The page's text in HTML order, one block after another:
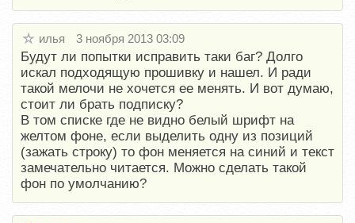
илья 3 ноября 2013 03:09
Будут ли попытки исправить таки баг? Долго
искал подходящую прошивку и нашел. И ради
такой мелочи не хочется ее менять. И вот думаю,
стоит ли брать подписку?
В том списке где не видно белый шрифт на
желтом фоне, если выделить одну из позиций
(зажать строку) то фон меняется на синий и текст
замечательно читается. Можно сделать такой
фон по умолчанию?